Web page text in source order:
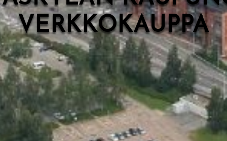
VERKKOKAUPPA